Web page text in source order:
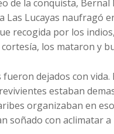
de la conquista, Bernal
Las Lucayas naufragó
recogida por los
los mataron y
dejados con
estaban
organizaban en
soñado con aclimatar a